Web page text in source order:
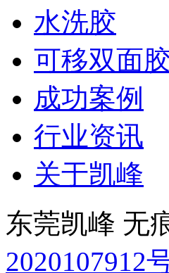
水洗胶
可移双面
成功案例
行业资讯
关于凯峰
东莞凯峰 无
2020107912